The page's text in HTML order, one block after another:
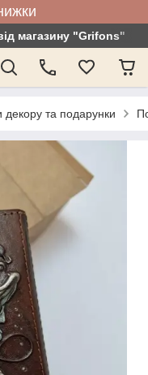
магазину "Grifons"
та подарунки